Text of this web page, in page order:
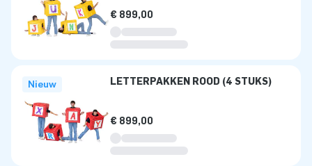
€ 899,00
Nieuw LETTERPAKKEN ROOD (4 STUKS)
€ 899,00